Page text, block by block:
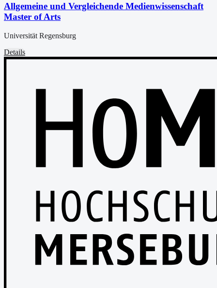
Allgemeine und Vergleichende Medienwissenschaft
Master of Arts
Universität Regensburg
Details